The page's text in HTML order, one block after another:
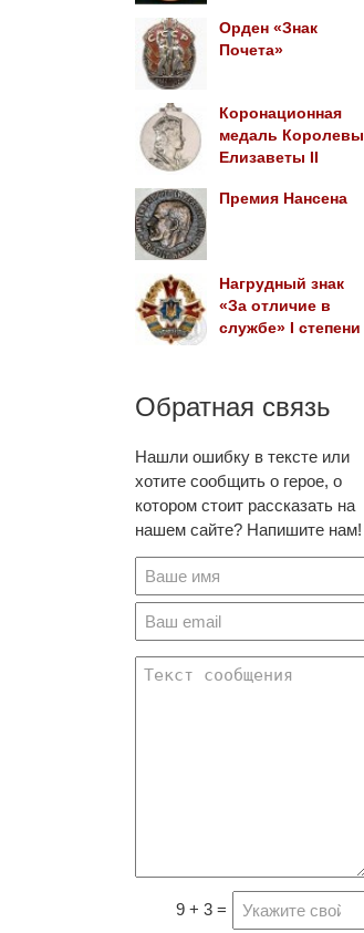
Орден «Знак
Почета»
Коронационная
медаль Королевы
Елизаветы II
Премия Нансена
Нагрудный знак
«За отличие в
службе» I степени
Обратная связь
Нашли ошибку в тексте или
хотите сообщить о герое, о
котором стоит рассказать на
нашем сайте? Напишите нам!
9 + 3 =